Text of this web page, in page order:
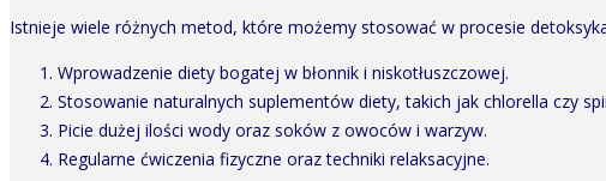
Istnieje wiele różnych metod, które możemy stosować w procesie
Wprowadzenie diety bogatej w błonnik i niskotłuszczowej.
Stosowanie naturalnych suplementów diety, takich jak chlorella czy
Picie dużej ilości wody oraz soków z owoców i warzyw.
Regularne ćwiczenia fizyczne oraz techniki relaksacyjne.